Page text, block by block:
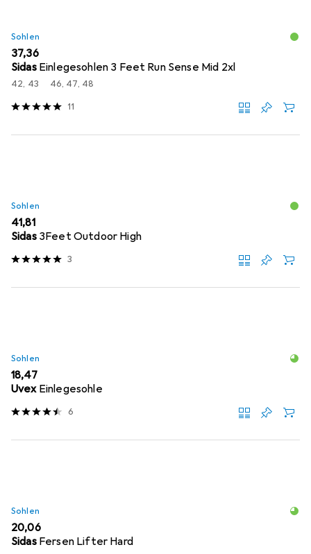
Sohlen
EUR
37,36
Sidas Einlegesohlen 3 Feet Run Sense Mid 2xl
42, 43 46, 47, 48
11
Sohlen
EUR
41,81
Sidas 3Feet Outdoor High
3
Sohlen
EUR
18,47
Uvex Einlegesohle
6
Sohlen
EUR
20,06
Sidas Fersen Lifter Hard